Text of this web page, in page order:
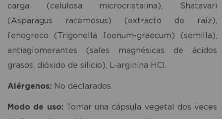
carga (celulosa microcristalina), Shatavari
(Asparagus racemosus) (extracto de raíz),
fenogreco (Trigonella foenum-graecum) (semilla),
antiaglomerantes (sales magnésicas de ácidos
grasos, dióxido de silicio), L-arginina HCl.
Alérgenos: No declarados.
Modo de uso:Tomar una cápsula vegetal dos veces